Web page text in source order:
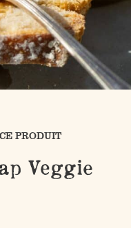
PRODUIT
Veggie